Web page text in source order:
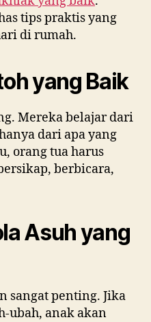
tips praktis yang
di rumah.
yang Baik
Mereka belajar dari
dari apa yang
orang tua harus
berbicara,
Asuh yang
sangat penting. Jika
ubah, anak akan